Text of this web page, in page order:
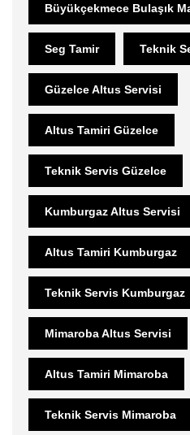
Büyükçekmece Bulaşık
Seg Tamir Teknik
Güzelce Altus Servisi
Altus Tamiri Güzelce
Teknik Servis Güzelce
Kumburgaz Altus Servisi
Altus Tamiri Kumburgaz
Teknik Servis Kumburgaz
Mimaroba Altus Servisi
Altus Tamiri Mimaroba
Teknik Servis Mimaroba